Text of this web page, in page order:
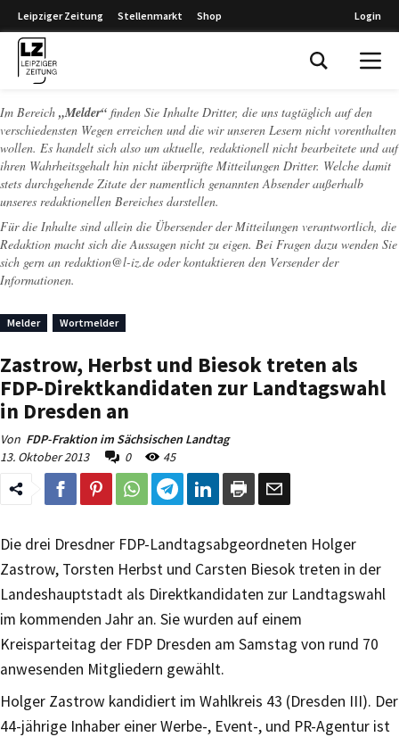
Leipziger Zeitung Stellenmarkt Shop Login
Im Bereich „Melder“ finden Sie Inhalte Dritter, die uns tagtäglich auf den
verschiedensten Wegen erreichen und die wir unseren Lesern nicht vorenthalten
wollen. Es handelt sich also um aktuelle, redaktionell nicht bearbeitete und auf
ihren Wahrheitsgehalt hin nicht überprüfte Mitteilungen Dritter. Welche damit
stets durchgehende Zitate der namentlich genannten Absender außerhalb
unseres redaktionellen Bereiches darstellen.
Für die Inhalte sind allein die Übersender der Mitteilungen verantwortlich, die
Redaktion macht sich die Aussagen nicht zu eigen. Bei Fragen dazu wenden Sie
sich gern an redaktion@l-iz.de oder kontaktieren den Versender der
Informationen.
Melder Wortmelder
Zastrow, Herbst und Biesok treten als
FDP-Direktkandidaten zur Landtagswahl
in Dresden an
Von FDP-Fraktion im Sächsischen Landtag
13. Oktober 2013
0 45
Die drei Dresdner FDP-Landtagsabgeordneten Holger
Zastrow, Torsten Herbst und Carsten Biesok treten in der
Landeshauptstadt als Direktkandidaten zur Landtagswahl
im kommenden Jahr an. Sie wurden auf einem
Kreisparteitag der FDP Dresden am Samstag von rund 70
anwesenden Mitgliedern gewählt.
Holger Zastrow kandidiert im Wahlkreis 43 (Dresden III). Der
44-jährige Inhaber einer Werbe-, Event-, und PR-Agentur ist